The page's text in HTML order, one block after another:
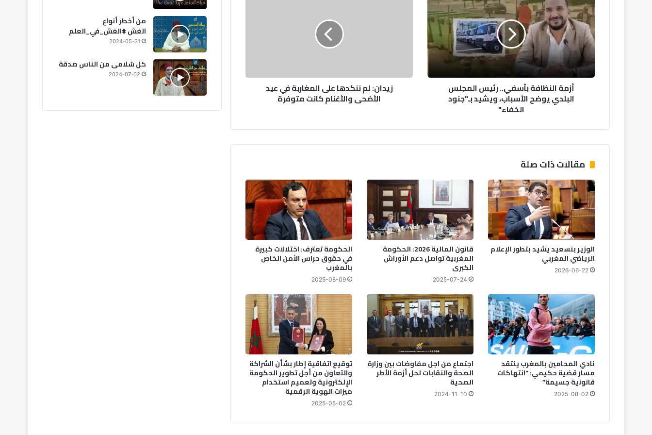
ز
م
ا
ل
ا
س
.
ر
ئ
ي
س
ا
م
ج
ل
س
ب
ل
د
ي
و
ض
ح
ا
ل
ب
أزمة النظافة بآسفي.. رئيس المجلس
البلدي يوضح الأسباب، ويشيد بـ"جنود
الخفاء"
ن
ا
ل
م
غ
ا
ر
ب
ة
ف
ي
ا
ل
ض
ح
ى
و
ا
ا
زيدان: لم ننكدها على المغاربة في عيد
الأضحى والأغنام كانت متوفرة
مقالات ذات صلة
الوزير بنسعيد يشيد بتطور الإعلام
الرياضي المغربي
2026-06-22
قانون المالية 2026: الحكومة
المغربية تواصل دعم الأوراش
الكبرى
2025-07-24
الحكومة تعترف: اختلالات كبيرة
في حقوق حراس الأمن الخاص
بالمغرب
2025-08-09
نادي المحامين بالمغرب ينتقد
مسار قضية حكيمي: “انتهاكات
قانونية جسيمة”
2025-08-02
اجتماع من اجل مفاوضات بين وزارة
الصحة والنقابات لحل أزمة الأطر
الصحية
2024-11-10
توقيع اتفاقية إطار بشأن الشراكة
والتعاون من أجل تطوير الحكومة
الإلكترونية وتعميم استخدام
ميزات الهوية الرقمية
2025-05-02
من أخطر أنواع
الغش #الغش_في_العلم
2024-05-31
كل سُلامى من الناس صدقة
2024-07-02